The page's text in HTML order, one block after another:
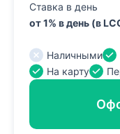
Ставка в день
от 1% в день (в
Наличными
На карту